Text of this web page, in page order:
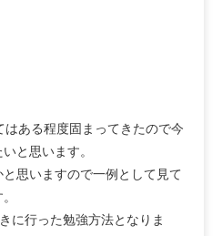
ある程度固まってきたので今
と思います。
思いますので一例として見て
に行った勉強方法となりま